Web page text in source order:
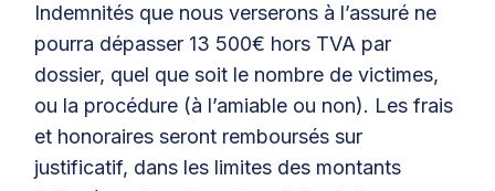
Indemnités que nous verserons à l’assuré ne
pourra dépasser 13 500€ hors TVA par
dossier, quel que soit le nombre de victimes,
ou la procédure (à l’amiable ou non). Les frais
et honoraires seront remboursés sur
justificatif, dans les limites des montants